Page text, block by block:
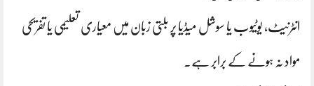
انٹرنیٹ، یوٹیوب یا سوشل میڈیا پر بلتی زبان میں معیاری تعلیمی یا تفریحی
مواد نہ ہونے کے برابر ہے۔